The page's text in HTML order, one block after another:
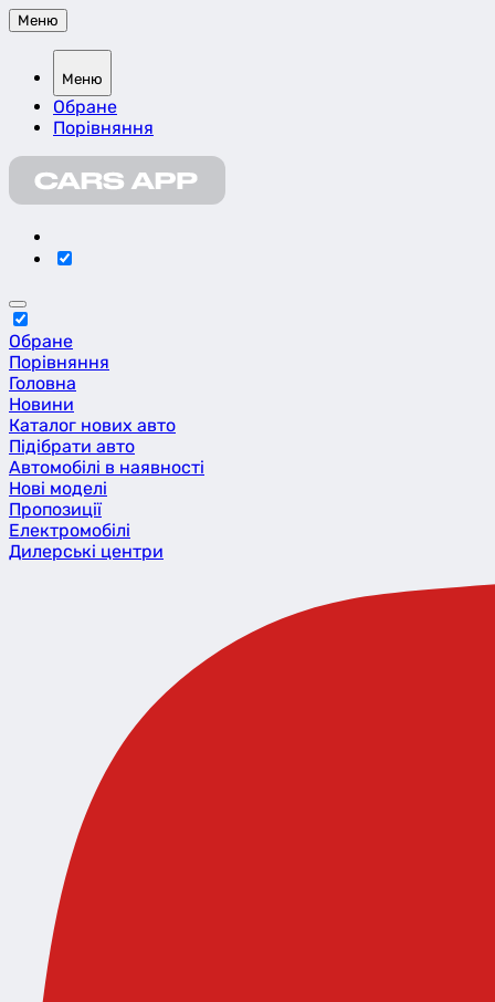
Меню
Меню
Обране
Порівняння
Обране
Порівняння
Головна
Новини
Каталог нових авто
Підібрати авто
Автомобілі в наявності
Нові моделі
Пропозиції
Eлектромобілі
Дилерські центри